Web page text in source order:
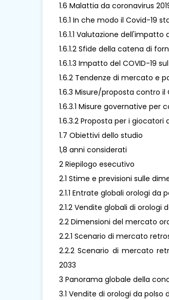
1.6 Malattia da coronavirus
1.6.1 In che modo il Covid-19
1.6.1.1 Valutazione
1.6.1.2 Sfide della catena di
1.6.1.3 Impatto del COVID-19
1.6.2 Tendenze di mercato e
1.6.3 Misure/proposta contro il
1.6.3.1 Misure governative
1.6.3.2 Proposta per i
1.7 Obiettivi dello studio
1,8 anni considerati
2 Riepilogo esecutivo
2.1 Stime e previsioni sulle
2.1.1 Entrate globali orologi da
2.1.2 Vendite globali di orologi
2.2 Dimensioni del mercato
2.2.1 Scenario di mercato
2.2.2 Scenario di mercato
2033
3 Panorama globale della
3.1 Vendite di orologi da